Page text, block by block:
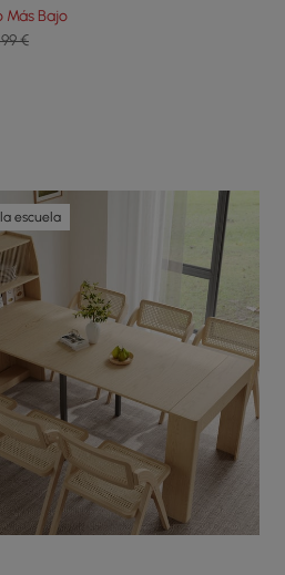
de 5 piezas
Más Bajo
€
escuela